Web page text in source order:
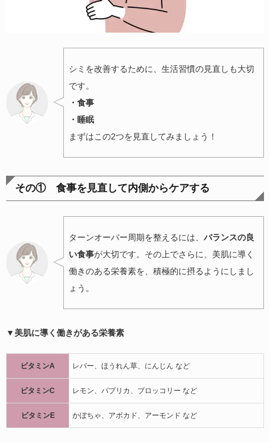
シミを改善するために、生活習慣の見直しも大切
です。
・食事
・睡眠
まずはこの2つを見直してみましょう！
その① 食事を見直して内側からケアする
ターンオーバー周期を整えるには、 バランスの良
い食事が大切です。その上でさらに、美肌に導く
働きのある栄養素を、積極的に摂るようにしまし
ょう。
▼美肌に導く働きがある栄養素
ビタミンA レバー、ほうれん草、にんじん など
ビタミンC レモン、パプリカ、ブロッコリー など
ビタミンE かぼちゃ、アボカド、アーモンド など